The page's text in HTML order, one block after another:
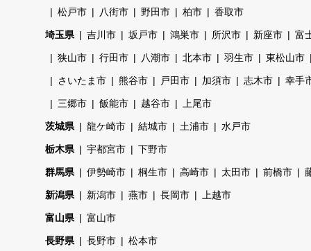
松戸市 八街市 野田市 柏市 香取市
埼玉県 吉川市 坂戸市 鴻巣市 所沢市 新座市 富
狭山市 行田市 八潮市 北本市 羽生市 東松山市
さいたま市 熊谷市 戸田市 加須市 志木市 幸手
三郷市 飯能市 越谷市 上尾市
茨城県 龍ケ崎市 結城市 土浦市 水戸市
栃木県 宇都宮市 下野市
群馬県 伊勢崎市 桐生市 高崎市 太田市 前橋市
新潟県 新潟市 燕市 長岡市 上越市
富山県 富山市
長野県 長野市 松本市